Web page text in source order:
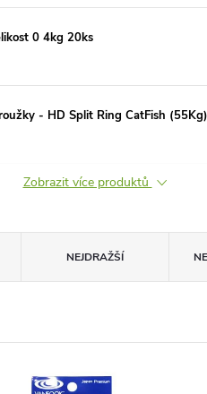
0 4kg 20ks
- HD Split Ring CatFish (55Kg)
Zobrazit více produktů
NEJDRAŽŠÍ